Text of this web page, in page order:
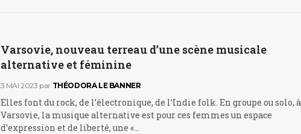
Varsovie, nouveau terreau d’une scène musicale
alternative et féminine
3 MAI 2023 par THÉODORA LE BANNER
Elles font du rock, de l’électronique, de l’Indie folk. En groupe ou solo, à
Varsovie, la musique alternative est pour ces femmes un espace
d’expression et de liberté, une «…